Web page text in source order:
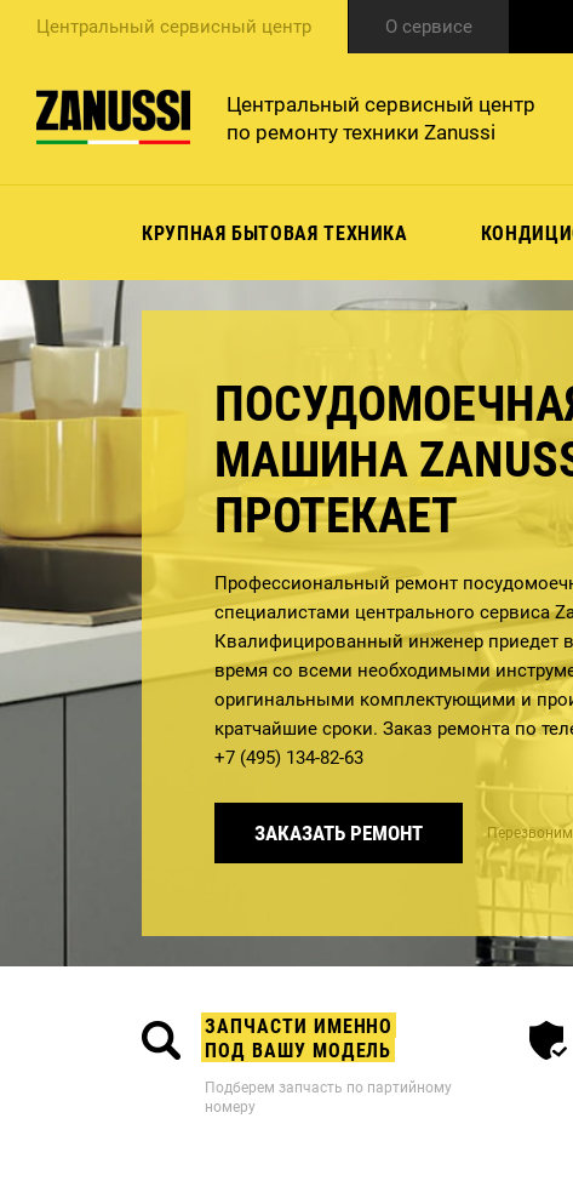
Центральный сервисный центр О сервисе
Центральный сервисный центр
по ремонту техники Zanussi
КРУПНАЯ БЫТОВАЯ ТЕХНИКА
МАШИНА
ПРОТЕКАЕТ
Профессиональный ремонт
специалистами центрального сервиса
Квалифицированный инженер приедет
время со всеми необходимыми
оригинальными комплектующими и
кратчайшие сроки. Заказ ремонта по
+7 (495) 134-82-63
ЗАКАЗАТЬ РЕМОНТ
ЗАПЧАСТИ ИМЕННО
ПОД ВАШУ МОДЕЛЬ
Подберем запчасть по партийному
номеру